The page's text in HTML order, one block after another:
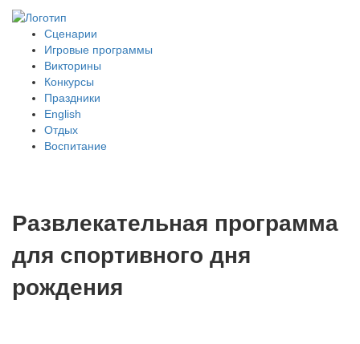
Сценарии
Игровые программы
Викторины
Конкурсы
Праздники
English
Отдых
Воспитание
Развлекательная программа
для спортивного дня
рождения